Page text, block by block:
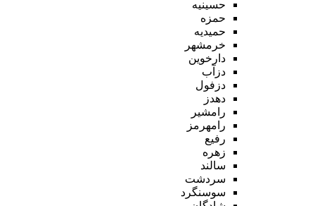
حسینیه
حمزه
حمیدیه
خرمشهر
دارخوین
دزآب
دزفول
دهدز
رامشیر
رامهرمز
رفیع
زهره
سالند
سردشت
سوسنگرد